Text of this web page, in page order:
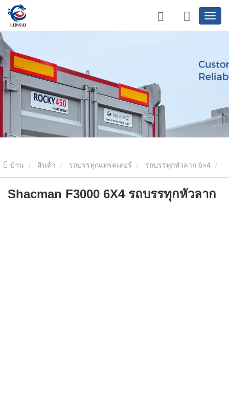
บ้าน สินค้า รถบรรทุกแทรคเตอร์ รถบรรทุกหัวลาก 6×4
Shacman F3000 6X4 รถบรรทุกหัวลาก
Shacman F3000 6X4 รถบรรทุกหัวลาก